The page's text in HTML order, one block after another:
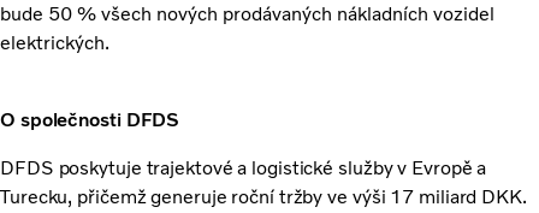
bude 50 % všech nových prodávaných nákladních vozidel
elektrických.
O společnosti DFDS
DFDS poskytuje trajektové a logistické služby v Evropě a
Turecku, přičemž generuje roční tržby ve výši 17 miliard DKK.